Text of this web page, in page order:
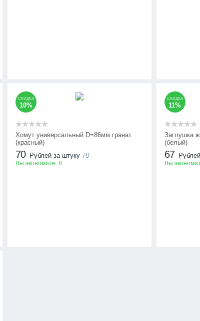
СКИДКА
10%
Хомут универсальный D=86мм гранат
(красный)
70 Рублей за штуку 78
Вы экономите: 8
СКИДКА
11%
Заглушка
(белый)
67
Вы